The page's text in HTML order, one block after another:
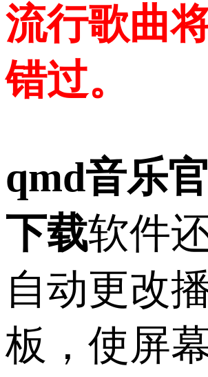
流行歌曲
错过。
qmd音乐
下载软件
自动更改
板，使屏